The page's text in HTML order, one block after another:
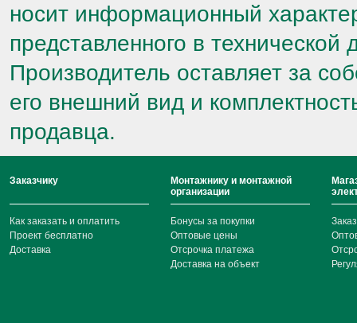
носит информационный
представленного в
Производитель оставляет за
его внешний вид и
продавца.
Заказчику
Как заказать и оплатить
Проект бесплатно
Доставка
Монтажнику и монтажной
организации
Бонусы за покупки
Оптовые цены
Отсрочка платежа
Доставка на объект